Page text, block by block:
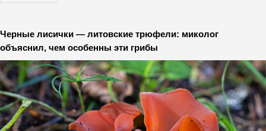
Черные лисички — литовские трюфели: миколог
объяснил, чем особенны эти грибы